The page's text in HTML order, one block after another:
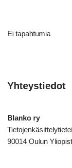
Ei tapahtumia
Yhteystiedot
Blanko ry
90014 Oulun